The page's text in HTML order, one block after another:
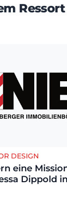
DESIGN
eine
Dippold